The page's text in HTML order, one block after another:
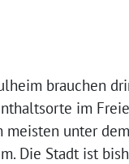
brauchen
im
meisten unter
Die Stadt ist